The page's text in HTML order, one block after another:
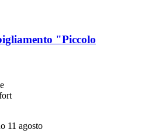
"Piccolo
11 agosto